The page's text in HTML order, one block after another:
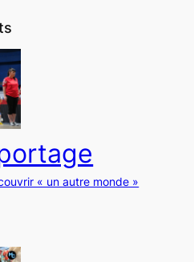
« un autre monde »